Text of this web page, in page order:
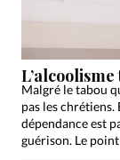
Malgré le tabou
pas les
dépendance est
guérison. Le point